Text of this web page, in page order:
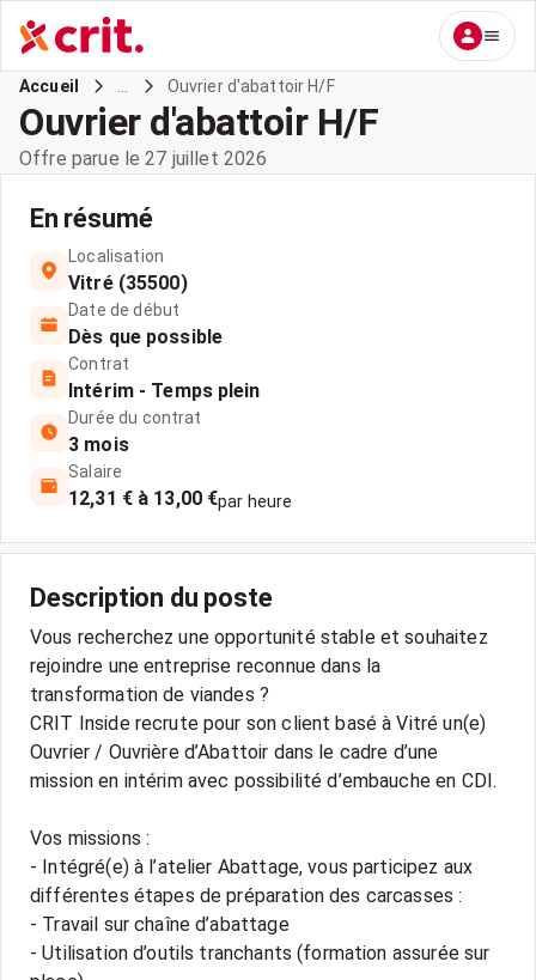
Accueil Ouvrier d'abattoir H/F
Ouvrier d'abattoir H/F
Offre parue le 27 juillet 2026
En résumé
Localisation
Vitré (35500)
Date de début
Dès que possible
Contrat
Intérim - Temps plein
Durée du contrat
3 mois
Salaire
12,31 € à 13,00 €par heure
Description du poste
Vous recherchez une opportunité stable et souhaitez
rejoindre une entreprise reconnue dans la
transformation de viandes ?
CRIT Inside recrute pour son client basé à Vitré un(e)
Ouvrier / Ouvrière d’Abattoir dans le cadre d’une
mission en intérim avec possibilité d’embauche en CDI.
Vos missions :
- Intégré(e) à l’atelier Abattage, vous participez aux
différentes étapes de préparation des carcasses :
- Travail sur chaîne d’abattage
- Utilisation d’outils tranchants (formation assurée sur